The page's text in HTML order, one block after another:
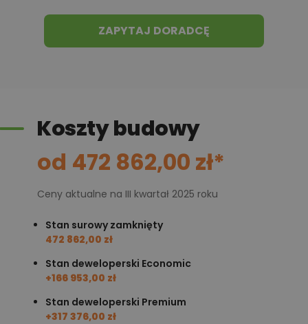
ZAPYTAJ DORADCĘ
Koszty budowy
od 472 862,00 zł*
Ceny aktualne na III kwartał 2025 roku
Stan surowy zamknięty
472 862,00 zł
Stan deweloperski Economic
+166 953,00 zł
Stan deweloperski Premium
+317 376,00 zł